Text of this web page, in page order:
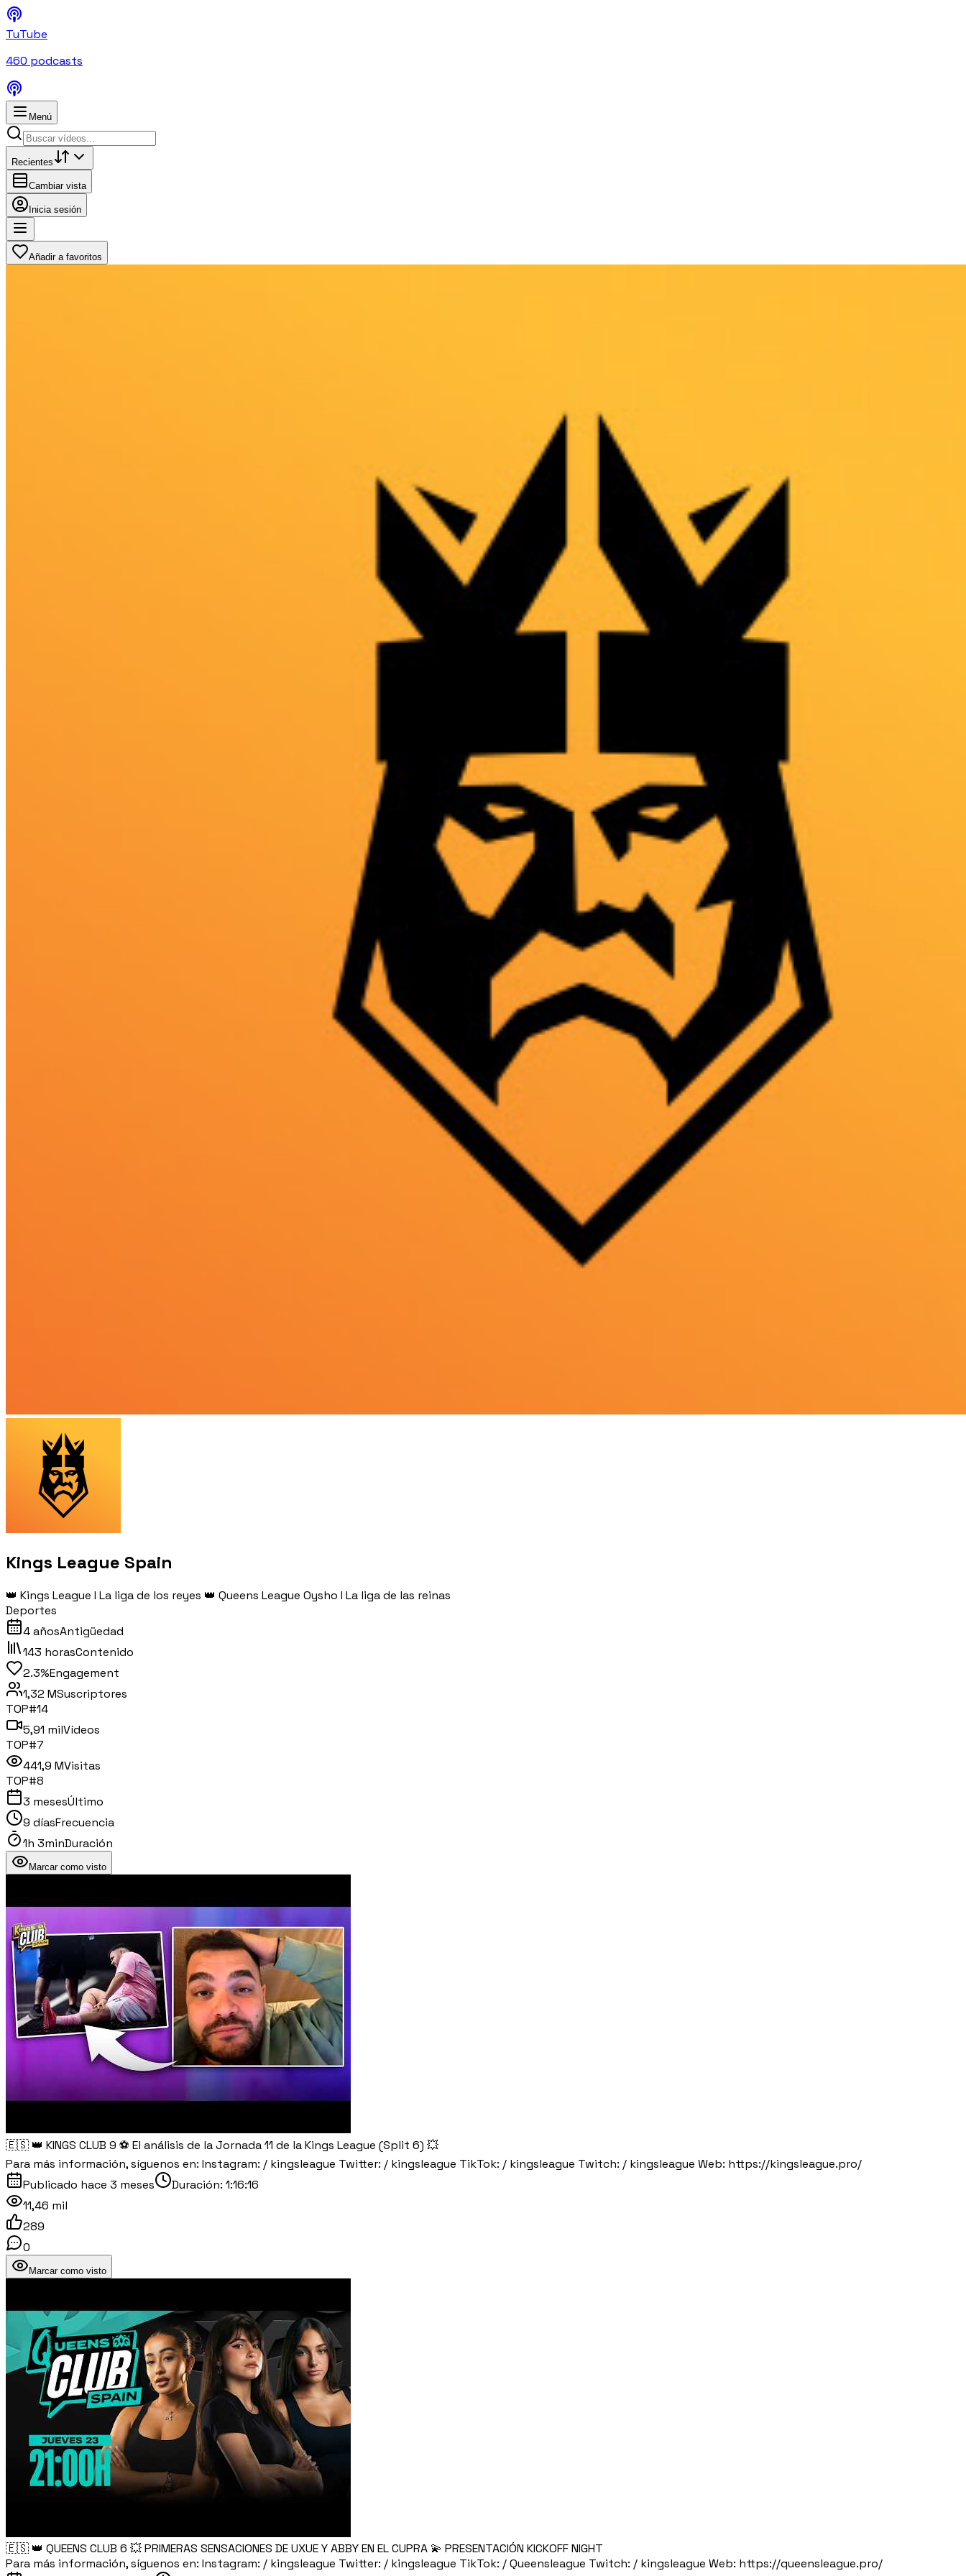
TuTube
460 podcasts
Menú
Recientes
Cambiar vista
Inicia sesión
Añadir a favoritos
Kings League Spain
👑 Kings League I La liga de los reyes 👑 Queens League Oysho I La liga de las reinas
Deportes
4 añosAntigüedad
143 horasContenido
2.3%Engagement
1,32 MSuscriptores
TOP#14
5,91 milVídeos
TOP#7
441,9 MVisitas
TOP#8
3 mesesÚltimo
9 díasFrecuencia
1h 3minDuración
Marcar como visto
🇪🇸 👑 KINGS CLUB 9 ⚽ El análisis de la Jornada 11 de la Kings League (Split 6) 💥
Para más información, síguenos en: Instagram: / kingsleague Twitter: / kingsleague TikTok: / kingsleague Twitch: / kingsleague Web: https://kingsleague.pro/
Publicado hace 3 meses Duración: 1:16:16
11,46 mil
289
0
Marcar como visto
🇪🇸 👑 QUEENS CLUB 6 💥 PRIMERAS SENSACIONES DE UXUE Y ABBY EN EL CUPRA 💫 PRESENTACIÓN KICKOFF NIGHT
Para más información, síguenos en: Instagram: / kingsleague Twitter: / kingsleague TikTok: / Queensleague Twitch: / kingsleague Web: https://queensleague.pro/